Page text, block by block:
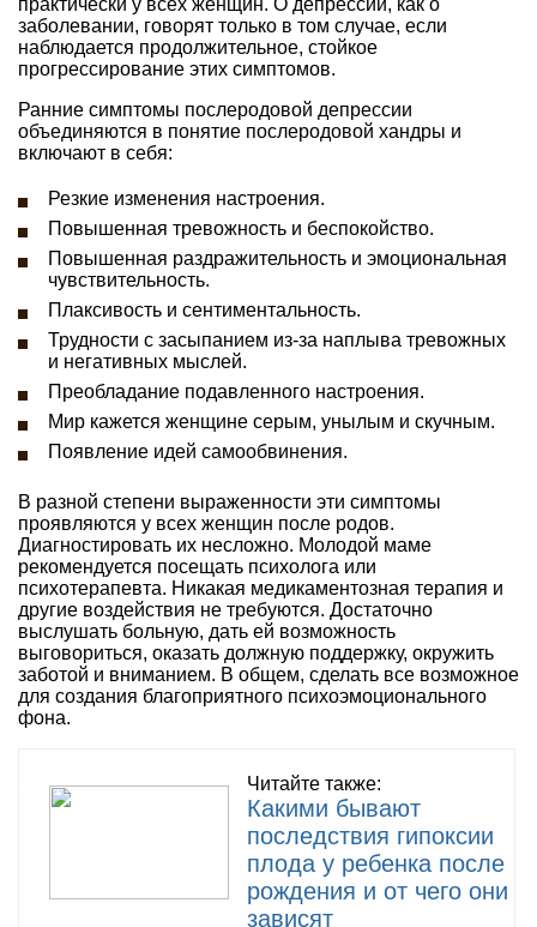
практически у всех женщин. О депрессии, как о
заболевании, говорят только в том случае, если
наблюдается продолжительное, стойкое
прогрессирование этих симптомов.
Ранние симптомы послеродовой депрессии
объединяются в понятие послеродовой хандры и
включают в себя:
Резкие изменения настроения.
Повышенная тревожность и беспокойство.
Повышенная раздражительность и эмоциональная
чувствительность.
Плаксивость и сентиментальность.
Трудности с засыпанием из-за наплыва тревожных
и негативных мыслей.
Преобладание подавленного настроения.
Мир кажется женщине серым, унылым и скучным.
Появление идей самообвинения.
В разной степени выраженности эти симптомы
проявляются у всех женщин после родов.
Диагностировать их несложно. Молодой маме
рекомендуется посещать психолога или
психотерапевта. Никакая медикаментозная терапия и
другие воздействия не требуются. Достаточно
выслушать больную, дать ей возможность
выговориться, оказать должную поддержку, окружить
заботой и вниманием. В общем, сделать все возможное
для создания благоприятного психоэмоционального
фона.
Читайте также:
Какими бывают
последствия гипоксии
плода у ребенка после
рождения и от чего они
зависят